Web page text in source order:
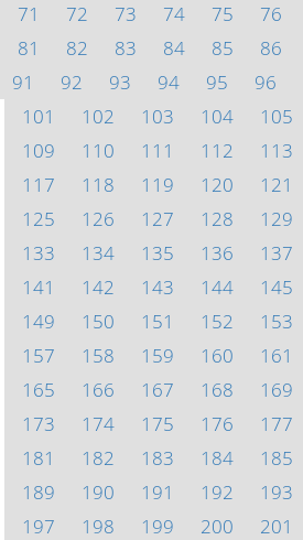
71
72 73 74 75 76
81
82 83 84 85 86
91
92 93 94 95 96
101
102 103 104 105
109
110 111 112 113
117
118 119 120 121
125
126 127 128 129
133
134 135 136 137
141
142 143 144 145
149
150 151 152 153
157
158 159 160 161
165
166 167 168 169
173
174 175 176 177
181
182 183 184 185
189
190 191 192 193
197
198 199 200 201